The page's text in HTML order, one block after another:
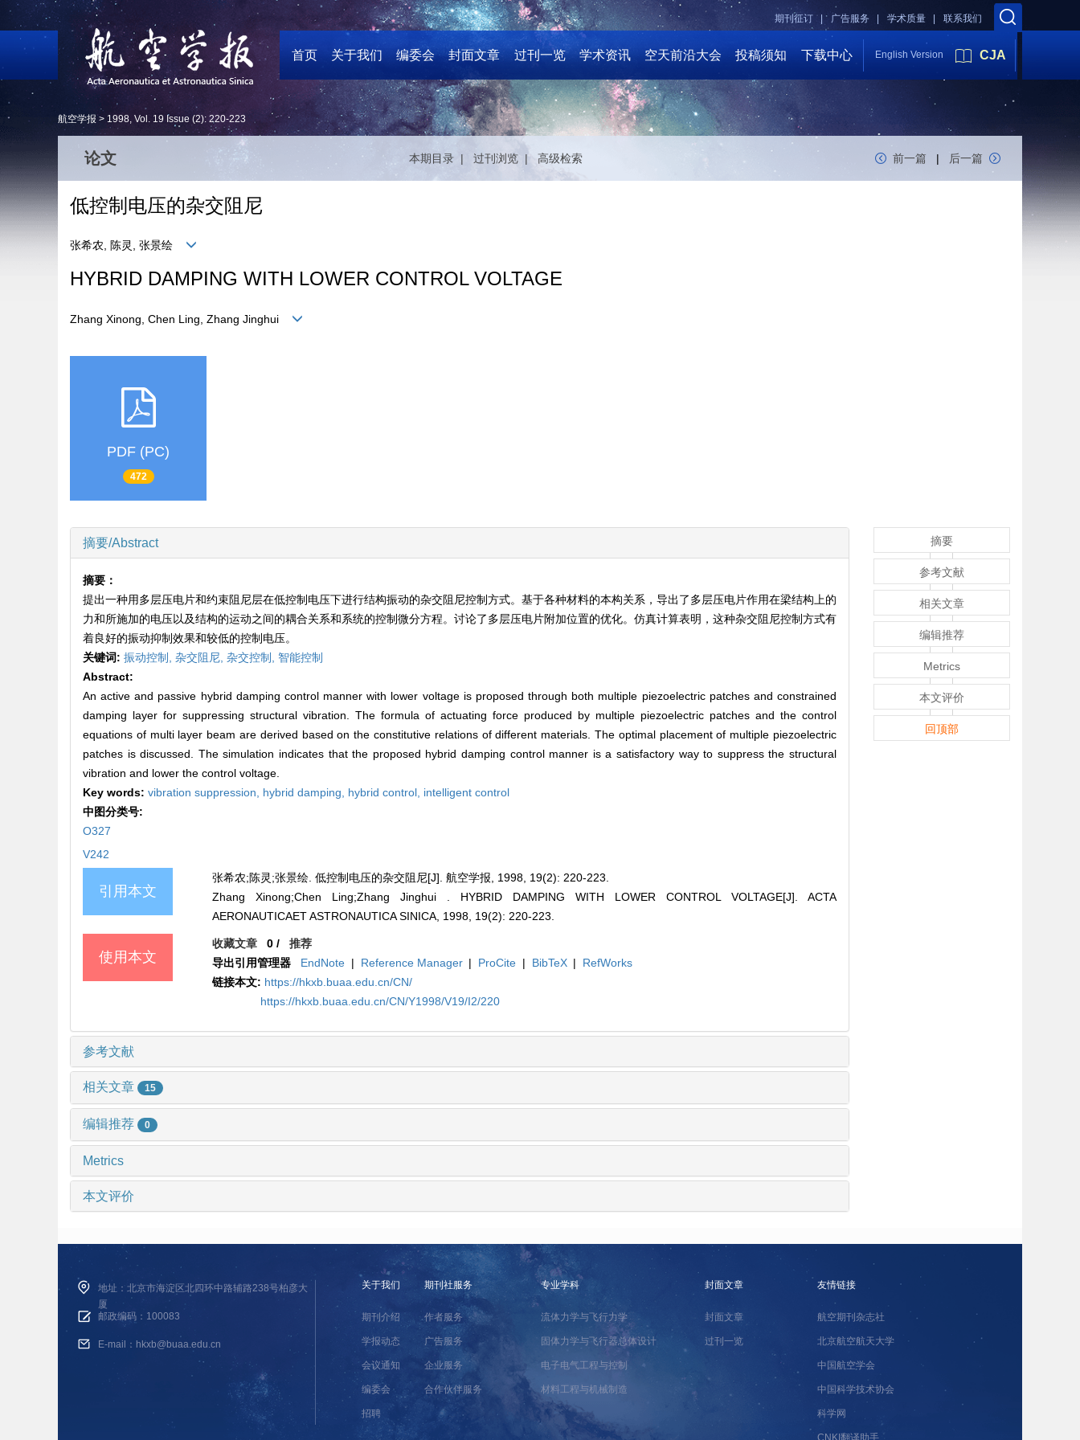
联系我们
学术质量 |
广告服务 |
期刊征订 |
首页 关于我们 编委会 封面文章 过刊一览 学术资讯 空天前沿大会 投稿须知 下载中心 English Version CJA
航空学报 > 1998, Vol. 19 Issue (2): 220-223
论文 本期目录 | 过刊浏览 | 高级检索 前一篇 | 后一篇
低控制电压的杂交阻尼
张希农, 陈灵, 张景绘
HYBRID DAMPING WITH LOWER CONTROL VOLTAGE
Zhang Xinong, Chen Ling, Zhang Jinghui
PDF (PC)
472
摘要/Abstract
摘要：
提出一种用多层压电片和约束阻尼层在低控制电压下进行结构振动的杂交阻尼控制方式。基于各种材料的本构关系，导出了多层压电片作用在梁结构上的
力和所施加的电压以及结构的运动之间的耦合关系和系统的控制微分方程。讨论了多层压电片附加位置的优化。仿真计算表明，这种杂交阻尼控制方式有
着良好的振动抑制效果和较低的控制电压。
关键词: 振动控制, 杂交阻尼, 杂交控制, 智能控制
Abstract:
An active and passive hybrid damping control manner with lower voltage is proposed through both multiple piezoelectric patches and constrained
damping layer for suppressing structural vibration. The formula of actuating force produced by multiple piezoelectric patches and the control
equations of multi layer beam are derived based on the constitutive relations of different materials. The optimal placement of multiple piezoelectric
patches is discussed. The simulation indicates that the proposed hybrid damping control manner is a satisfactory way to suppress the structural
vibration and lower the control voltage.
Key words: vibration suppression, hybrid damping, hybrid control, intelligent control
中图分类号:
O327
V242
引用本文
张希农;陈灵;张景绘. 低控制电压的杂交阻尼[J]. 航空学报, 1998, 19(2): 220-223.
Zhang Xinong;Chen Ling;Zhang Jinghui . HYBRID DAMPING WITH LOWER CONTROL VOLTAGE[J]. ACTA
AERONAUTICAET ASTRONAUTICA SINICA, 1998, 19(2): 220-223.
使用本文
收藏文章 0 /推荐
导出引用管理器
EndNote | Reference Manager | ProCite | BibTeX |
RefWorks
链接本文: https://hkxb.buaa.edu.cn/CN/
https://hkxb.buaa.edu.cn/CN/Y1998/V19/I2/220
参考文献
相关文章 15
编辑推荐 0
Metrics
本文评价
摘要
参考文献
相关文章
编辑推荐
Metrics
本文评价
回顶部
地址：北京市海淀区北四环中路辅路238号柏彦大
厦
邮政编码：100083
E-mail：hkxb@buaa.edu.cn
关于我们
期刊介绍
学报动态
会议通知
编委会
招聘
期刊社服务
作者服务
广告服务
企业服务
合作伙伴服务
专业学科
流体力学与飞行力学
固体力学与飞行器总体设计
电子电气工程与控制
材料工程与机械制造
封面文章
封面文章
过刊一览
友情链接
航空期刊杂志社
北京航空航天大学
中国航空学会
中国科学技术协会
科学网
CNKI翻译助手